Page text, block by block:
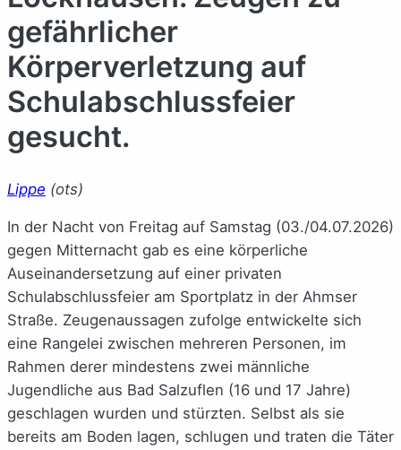
gefährlicher
Körperverletzung auf
Schulabschlussfeier
gesucht.
Lippe (ots)
In der Nacht von Freitag auf Samstag (03./04.07.2026)
gegen Mitternacht gab es eine körperliche
Auseinandersetzung auf einer privaten
Schulabschlussfeier am Sportplatz in der Ahmser
Straße. Zeugenaussagen zufolge entwickelte sich
eine Rangelei zwischen mehreren Personen, im
Rahmen derer mindestens zwei männliche
Jugendliche aus Bad Salzuflen (16 und 17 Jahre)
geschlagen wurden und stürzten. Selbst als sie
bereits am Boden lagen, schlugen und traten die Täter